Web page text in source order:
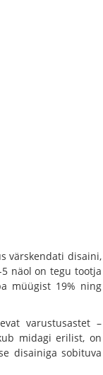
värskendati disaini,
näol on tegu tootja
müügist 19% ning
varustusastet –
midagi erilist, on
disainiga sobituva